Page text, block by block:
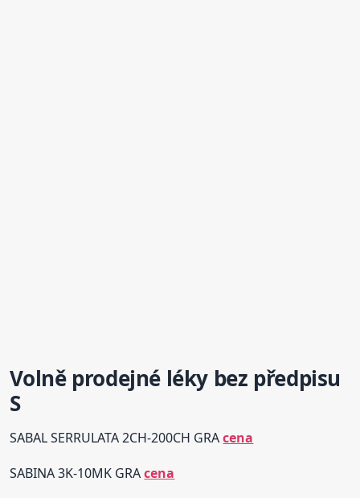
Volně prodejné léky bez předpisu
S
SABAL SERRULATA 2CH-200CH GRAcena
SABINA 3K-10MK GRAcena